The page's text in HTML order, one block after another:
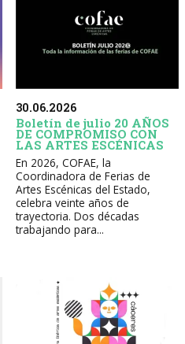
30.06.2026
Boletín de julio 20 AÑOS
DE COMPROMISO CON
LAS ARTES ESCÉNICAS
En 2026, COFAE, la
Coordinadora de Ferias de
Artes Escénicas del Estado,
celebra veinte años de
trayectoria. Dos décadas
trabajando para...